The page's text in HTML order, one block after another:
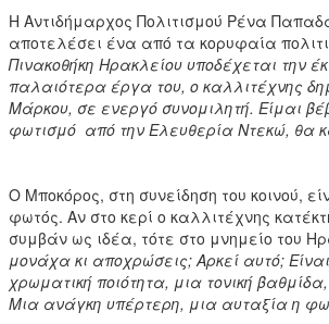
Η Αντιδήμαρχος Πολιτισμού Ρένα
αποτελέσει ένα από τα κορυφαία
Πινακοθήκη Ηρακλείου υποδέχεται την
παλαιότερα έργα του, ο καλλιτέχνης
Μάρκου, σε ενεργό συνομιλητή. Είμαι
φωτισμό από την Ελευθερία Ντεκώ, θα
Ο Μποκόρος, στη συνείδηση του κοινού,
φωτός. Αν στο κερί ο καλλιτέχνης
συμβάν ως ιδέα, τότε στο μνημείο του
μονάχα κι αποχρώσεις; Αρκεί αυτό;
χρωματική ποιότητα, μια τονική
Μια ανάγκη υπέρτερη, μια αυταξία η